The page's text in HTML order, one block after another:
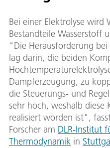
Bei einer Elektrolyse wird
Bestandteile Wasserstoff
"Die Herausforderung
lag darin, die beiden
Dampferzeugung, zu
die Steuerungs- und
sehr hoch, weshalb
realisiert worden ist",
Forscher am DLR-Institut
Thermodynamik in